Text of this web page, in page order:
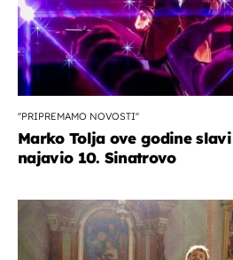
''PRIPREMAMO NOVOSTI''
Marko Tolja ove godine
najavio 10. Sinatrovo